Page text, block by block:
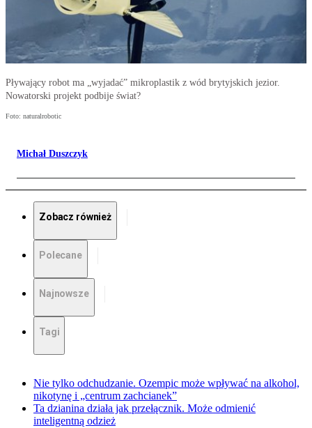
Pływający robot ma „wyjadać” mikroplastik z wód brytyjskich jezior.
Nowatorski projekt podbije świat?
Foto: naturalrobotic
Michał Duszczyk
Zobacz również
Polecane
Najnowsze
Tagi
Nie tylko odchudzanie. Ozempic może wpływać na alkohol,
nikotynę i „centrum zachcianek”
Ta dzianina działa jak przełącznik. Może odmienić
inteligentną odzież